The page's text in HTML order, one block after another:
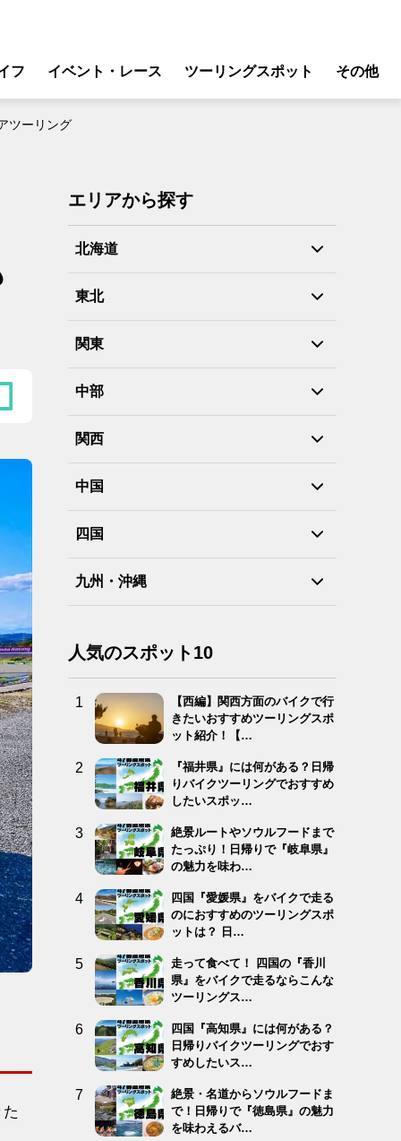
フ
ク
イベント・レース ツーリングスポット その他
ツーリング
エリアから探す
北海道
東北
関東
中部
関西
中国
四国
九州・沖縄
人気のスポット10
【西編】関西方面のバイクで行
きたいおすすめツーリングスポ
ット紹介！【…
『福井県』には何がある？日帰
りバイクツーリングでおすすめ
したいスポッ…
絶景ルートやソウルフードまで
たっぷり！日帰りで『岐阜県』
の魅力を味わ…
四国『愛媛県』をバイクで走る
のにおすすめのツーリングスポ
ットは？ 日…
走って食べて！ 四国の『香川
県』をバイクで走るならこんな
ツーリングス…
四国『高知県』には何がある？
日帰りバイクツーリングでおす
すめしたいス…
絶景・名道からソウルフードま
で！日帰りで『徳島県』の魅力
を味わえるバ…